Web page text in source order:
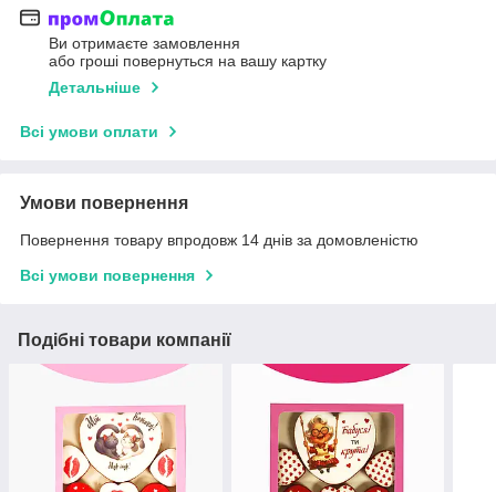
Ви отримаєте замовлення
або гроші повернуться на вашу картку
Детальніше
Всі умови оплати
Умови повернення
Повернення товару впродовж 14 днів за домовленістю
Всі умови повернення
Подібні товари компанії